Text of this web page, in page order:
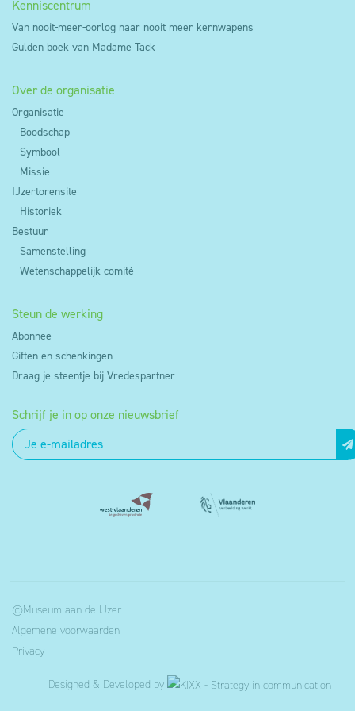
Kenniscentrum
Van nooit-meer-oorlog naar nooit meer kernwapens
Gulden boek van Madame Tack
Over de organisatie
Organisatie
Boodschap
Symbool
Missie
IJzertorensite
Historiek
Bestuur
Samenstelling
Wetenschappelijk comité
Steun de werking
Abonnee
Giften en schenkingen
Draag je steentje bij Vredespartner
Schrijf je in op onze nieuwsbrief
©Museum aan de IJzer
Algemene voorwaarden
Privacy
Designed & Developed by
dus weigeren dat deze cookies op je toestel
worden geplaatst door je cookie instellingen aan te
passen via de cookie manager.